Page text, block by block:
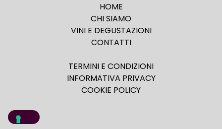
HOME
CHI SIAMO
VINI E DEGUSTAZIONI
CONTATTI
TERMINI E CONDIZIONI
INFORMATIVA PRIVACY
COOKIE POLICY